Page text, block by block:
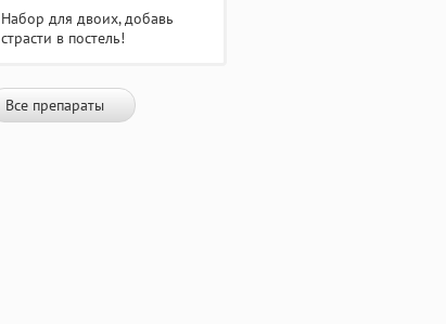
Набор для двоих, добавь
страсти в постель!
Все препараты